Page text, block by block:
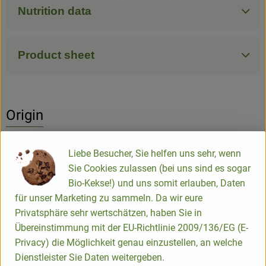
Nutrition data
Product sheet
Origin
Hersteller: BEUTELSBACHER
Germany (German)
Beutelsbacher Fruchtsaftkelterei GmbH
D 71384 Weinstadt
Liebe Besucher, Sie helfen uns sehr, wenn
Sie Cookies zulassen (bei uns sind es sogar
Bio-Kekse!) und uns somit erlauben, Daten
für unser Marketing zu sammeln. Da wir eure
Privatsphäre sehr wertschätzen, haben Sie in
Übereinstimmung mit der EU-Richtlinie 2009/136/EG (E-
Privacy) die Möglichkeit genau einzustellen, an welche
Dienstleister Sie Daten weitergeben.